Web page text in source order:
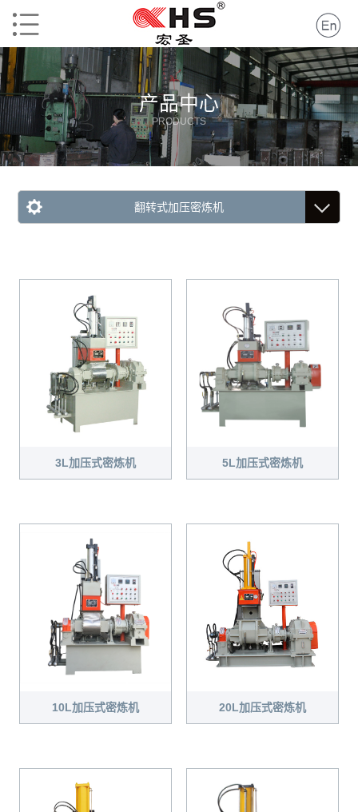
产品中心
PRODUCTS
翻转式加压密炼机
3L加压式密炼机 5L加压式密炼机
10L加压式密炼机 20L加压式密炼机